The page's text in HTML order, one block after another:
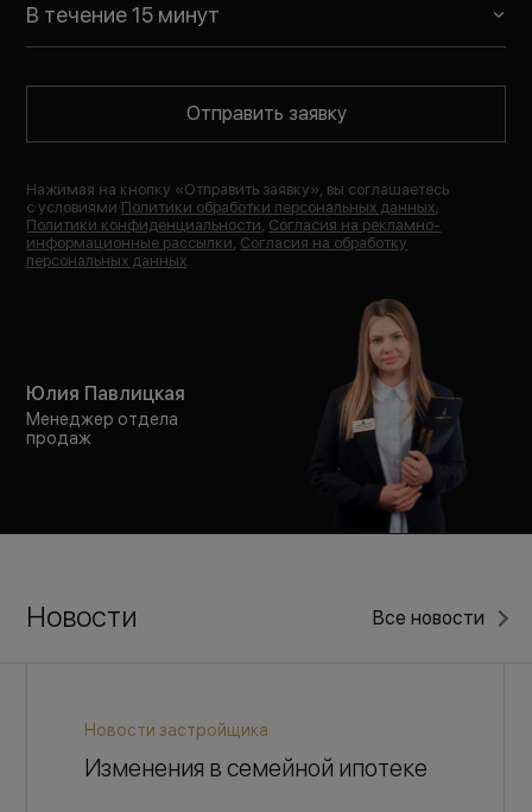
В течение 15 минут
Отправить заявку
Нажимая на кнопку «Отправить заявку», вы соглашаетесь
с условиями Политики обработки персональных данных
Политики конфиденциальности Согласия на рекламно-
информационные рассылки Согласия на обработку
персональных данных
Юлия Павлицкая
Менеджер отдела
продаж
Новости Все новости
Новости застройщика
Изменения в семейной ипотеке